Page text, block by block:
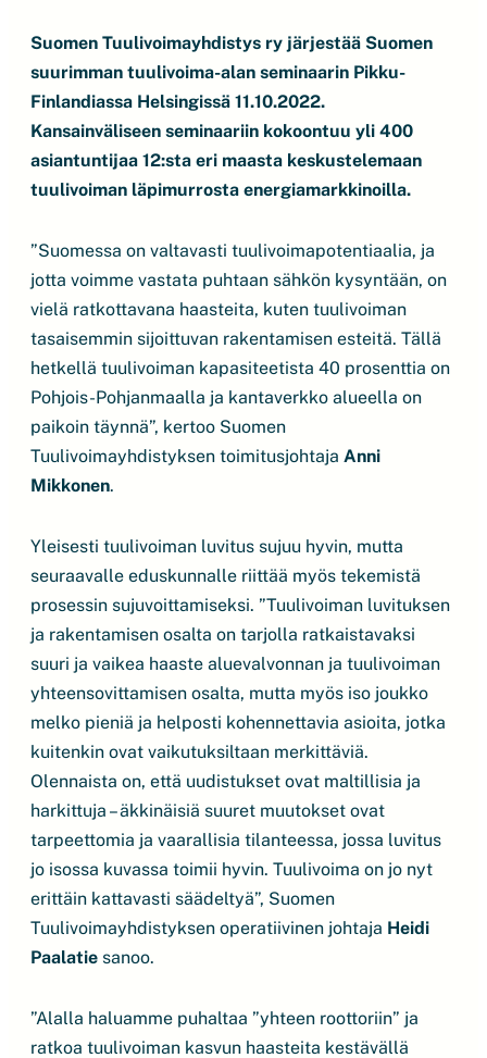
Suomen Tuulivoimayhdistys ry järjestää Suomen
suurimman tuulivoima-alan seminaarin Pikku-
Finlandiassa Helsingissä 11.10.2022.
Kansainväliseen seminaariin kokoontuu yli 400
asiantuntijaa 12:sta eri maasta keskustelemaan
tuulivoiman läpimurrosta energiamarkkinoilla.
”Suomessa on valtavasti tuulivoimapotentiaalia, ja
jotta voimme vastata puhtaan sähkön kysyntään, on
vielä ratkottavana haasteita, kuten tuulivoiman
tasaisemmin sijoittuvan rakentamisen esteitä. Tällä
hetkellä tuulivoiman kapasiteetista 40 prosenttia on
Pohjois-Pohjanmaalla ja kantaverkko alueella on
paikoin täynnä”, kertoo Suomen
Tuulivoimayhdistyksen toimitusjohtaja Anni
Mikkonen.
Yleisesti tuulivoiman luvitus sujuu hyvin, mutta
seuraavalle eduskunnalle riittää myös tekemistä
prosessin sujuvoittamiseksi. ”Tuulivoiman luvituksen
ja rakentamisen osalta on tarjolla ratkaistavaksi
suuri ja vaikea haaste aluevalvonnan ja tuulivoiman
yhteensovittamisen osalta, mutta myös iso joukko
melko pieniä ja helposti kohennettavia asioita, jotka
kuitenkin ovat vaikutuksiltaan merkittäviä.
Olennaista on, että uudistukset ovat maltillisia ja
harkittuja – äkkinäisiä suuret muutokset ovat
tarpeettomia ja vaarallisia tilanteessa, jossa luvitus
jo isossa kuvassa toimii hyvin. Tuulivoima on jo nyt
erittäin kattavasti säädeltyä”, Suomen
Tuulivoimayhdistyksen operatiivinen johtaja Heidi
Paalatie sanoo.
”Alalla haluamme puhaltaa ”yhteen roottoriin” ja
ratkoa tuulivoiman kasvun haasteita kestävällä